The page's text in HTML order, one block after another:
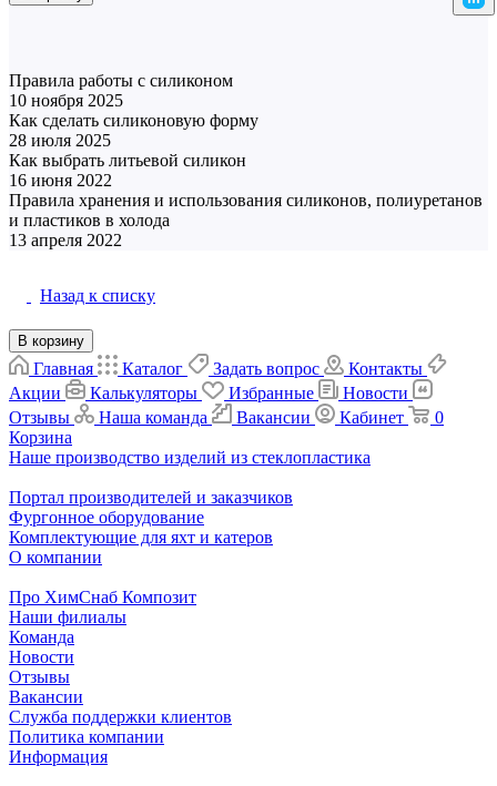
Материалы
Правила работы с силиконом
10 ноября 2025
Матрица и форма
Как сделать силиконовую форму
28 июля 2025
Матрица и форма
Как выбрать литьевой силикон
16 июня 2022
Материалы
Правила хранения и использования силиконов, полиуретанов
и пластиков в холода
13 апреля 2022
Назад к списку
В корзину
Главная Каталог Задать вопрос
Контакты
Акции
Калькуляторы Избранные
Новости
Отзывы
Наша команда Вакансии Кабинет
0
Корзина
Наше производство изделий из стеклопластика
Портал производителей и заказчиков
Фургонное оборудование
Комплектующие для яхт и катеров
О компании
Про ХимСнаб Композит
Наши филиалы
Команда
Новости
Отзывы
Вакансии
Служба поддержки клиентов
Политика компании
Информация